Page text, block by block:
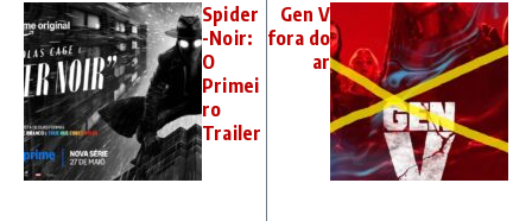
Spider
-Noir:
O
Primei
ro
Trailer
Gen V
fora do
ar